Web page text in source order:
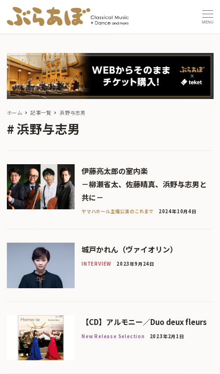
MENU
ホーム 記事一覧 浜野与志男
浜野与志男
伊藤亮太郎の室内楽
－柳瀬省太、佐藤晴真、浜野与志男と
共に－
ヤマハホール主催公演のこれまで 2024年10月4日
城戸かれん（ヴァイオリン）
INTERVIEW 2023年9月24日
【CD】アルモニー／Duo deux fleurs
New Release Selection 2023年2月1日